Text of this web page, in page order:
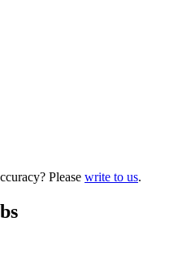
Please write to us.